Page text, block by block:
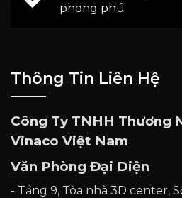
phong phú
Thông Tin Liên Hệ
Công Ty TNHH Thương
Vinaco Việt Nam
Văn Phòng Đại Diện
- Tầng 9, Tòa nhà 3D center,